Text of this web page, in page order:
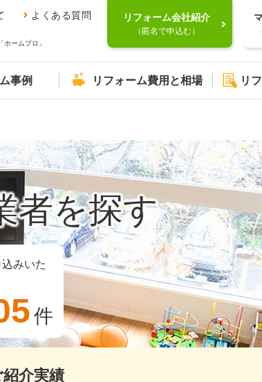
よくある質問
ームプロ」
リフォーム会社紹介
（匿名で申込む）
事例 リフォーム費用と相場 リ
者を探す
みいた
件
介実績